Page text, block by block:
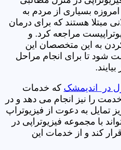
بسیاری از مردم به
مبتلا هستند که برای درمان
مراجعه کرد. و
به این متخصصان این
شود تا برای انجام مراحل
در اندیمشک که خدمات
را نیز انجام می دهد و در
تمایل به دعوت از فیزیوتراپ
با مجموعه فیزیوتراپی در
کند و از خدمات این